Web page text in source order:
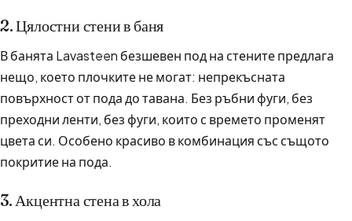
2. Цялостни стени в баня
В банята Lavasteen безшевен под на стените предлага
нещо, което плочките не могат: непрекъсната
повърхност от пода до тавана. Без ръбни фуги, без
преходни ленти, без фуги, които с времето променят
цвета си. Особено красиво в комбинация със същото
покритие на пода.
3. Акцентна стена в хола